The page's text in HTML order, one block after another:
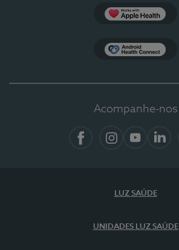
Acompanhe-nos
LUZ SAÚDE
UNIDADES LUZ SAÚDE